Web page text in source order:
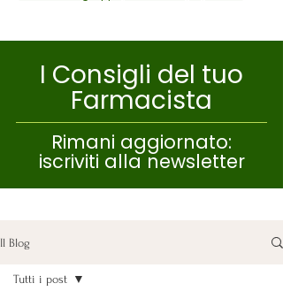
I Consigli del tuo
Farmacista
Rimani aggiornato:
iscriviti alla newsletter
Il Blog
Tutti i post